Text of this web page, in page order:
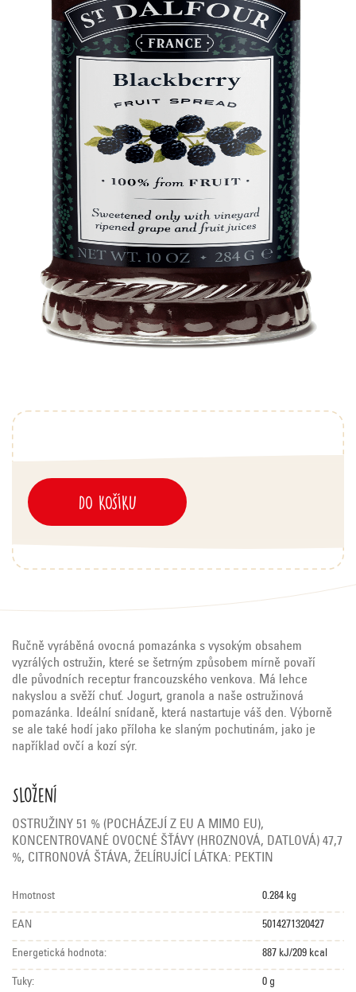
DO KOŠÍKU
Ručně vyráběná ovocná pomazánka s vysokým obsahem
vyzrálých ostružin, které se šetrným způsobem mírně povaří
dle původních receptur francouzského venkova. Má lehce
nakyslou a svěží chuť. Jogurt, granola a naše ostružinová
pomazánka. Ideální snídaně, která nastartuje váš den. Výborně
se ale také hodí jako příloha ke slaným pochutinám, jako je
například ovčí a kozí sýr.
Složení
OSTRUŽINY 51 % (POCHÁZEJÍ Z EU A MIMO EU),
KONCENTROVANÉ OVOCNÉ ŠŤÁVY (HROZNOVÁ, DATLOVÁ) 47,7
%, CITRONOVÁ ŠTÁVA, ŽELÍRUJÍCÍ LÁTKA: PEKTIN
Hmotnost 0.284 kg
EAN 5014271320427
Energetická hodnota: 887 kJ/209 kcal
Tuky: 0 g